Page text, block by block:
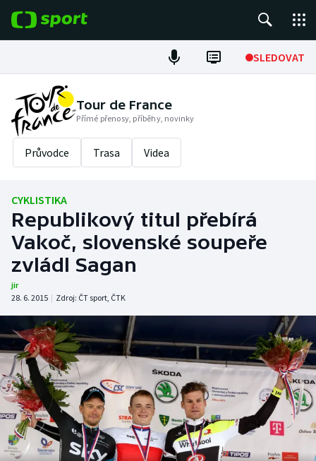
SLEDOVAT
Fotbal
Hokej
Tenis
Cyklistika
DALŠÍ SPORTY
Americký fotbal
Baseball a softbal
Basketbal
Biatlon
Boby a skeleton
NEPŘEHLÉDNĚTE
Soutěže
Historické návraty
Aplikace ČT sport
AZ kvíz
Tour de France
Přímé přenosy, příběhy, novinky
Průvodce Trasa Videa
CYKLISTIKA
Republikový titul přebírá
Vakoč, slovenské soupeře
zvládl Sagan
jir
28. 6. 2015 | Zdroj: ČT sport, ČTK